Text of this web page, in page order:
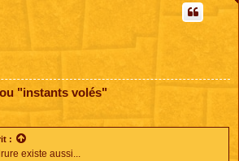
"instants volés"
:
existe aussi...